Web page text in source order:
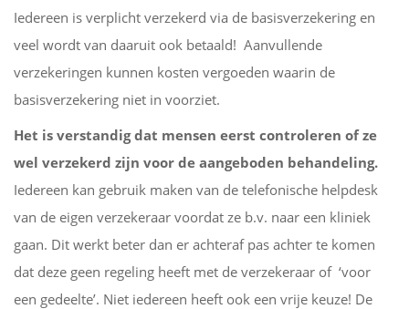
Iedereen is verplicht verzekerd via de basisverzekering en
veel wordt van daaruit ook betaald! Aanvullende
verzekeringen kunnen kosten vergoeden waarin de
basisverzekering niet in voorziet.
Het is verstandig dat mensen eerst controleren of ze
wel verzekerd zijn voor de aangeboden behandeling.
Iedereen kan gebruik maken van de telefonische helpdesk
van de eigen verzekeraar voordat ze b.v. naar een kliniek
gaan. Dit werkt beter dan er achteraf pas achter te komen
dat deze geen regeling heeft met de verzekeraar of ‘voor
een gedeelte’. Niet iedereen heeft ook een vrije keuze! De